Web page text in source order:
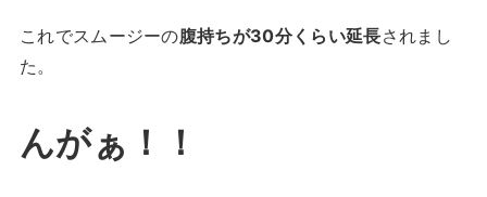
これでスムージーの腹持ちが30分くらい延長されまし
た。
んがぁ！！